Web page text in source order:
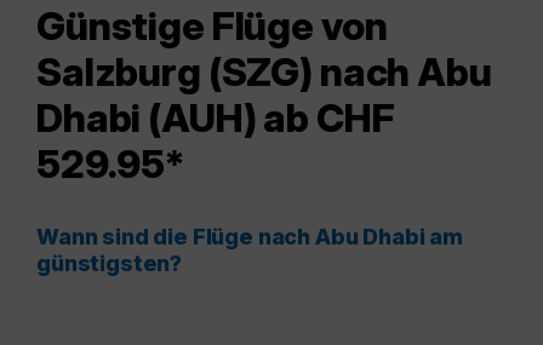
Günstige Flüge von
Salzburg (SZG) nach Abu
Dhabi (AUH) ab CHF
529.95*
Wann sind die Flüge nach Abu Dhabi am
günstigsten?